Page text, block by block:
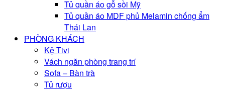
Tủ quần áo gỗ sồi Mỹ
Tủ quần áo MDF phủ Melamin chống ẩm
Thái Lan
PHÒNG KHÁCH
Kệ Tivi
Vách ngăn phòng trang trí
Sofa – Bàn trà
Tủ rượu